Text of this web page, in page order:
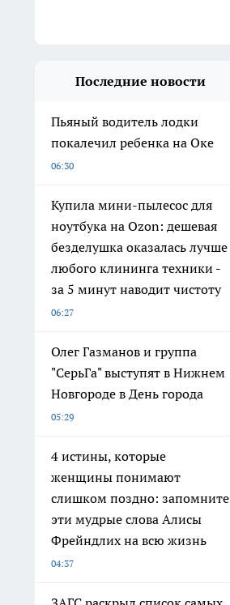
Последние новости
Пьяный водитель лодки
покалечил ребенка на Оке
06:30
Купила мини-пылесос для
ноутбука на Ozon: дешевая
безделушка оказалась лучше
любого клининга техники -
за 5 минут наводит чистоту
06:27
Олег Газманов и группа
"СерьГа" выступят в Нижнем
Новгороде в День города
05:29
4 истины, которые
женщины понимают
слишком поздно: запомните
эти мудрые слова Алисы
Фрейндлих на всю жизнь
04:37